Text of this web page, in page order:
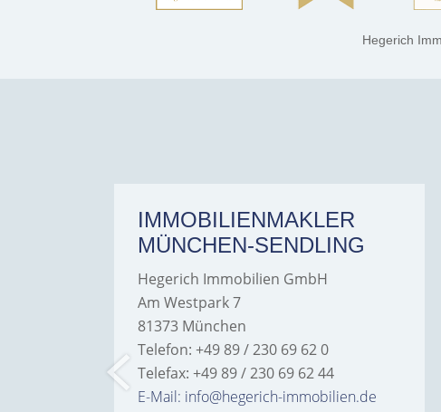
Hegerich
IMMOBILIENMAKLER
MÜNCHEN-SENDLING
Hegerich Immobilien GmbH
Am Westpark 7
81373 München
Telefon: +49 89 / 230 69 62 0
Telefax: +49 89 / 230 69 62 44
E-Mail: info@hegerich-immobilien.de